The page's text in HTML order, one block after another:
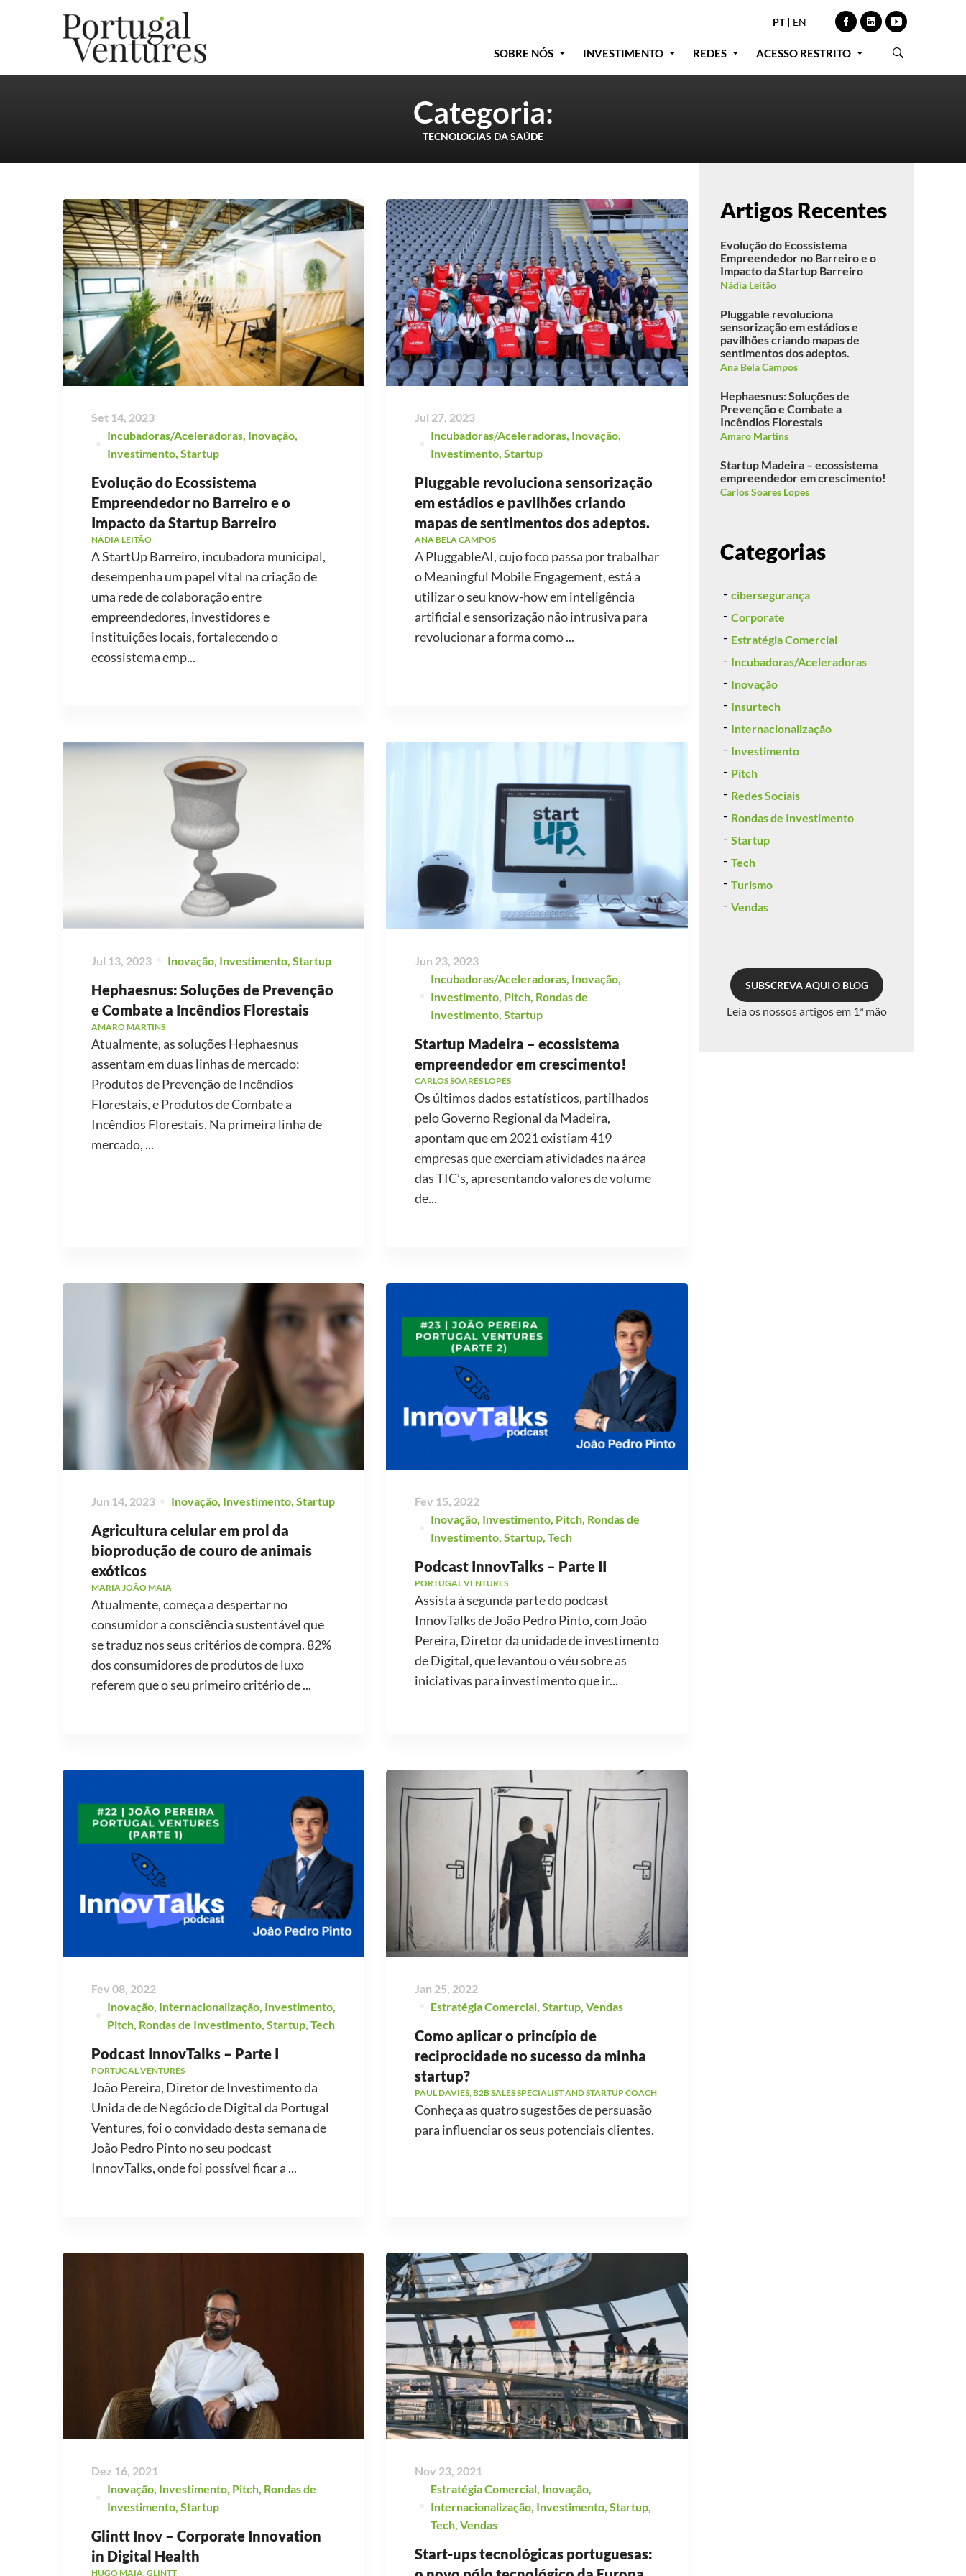
PT EN
SOBRE NÓS INVESTIMENTO REDES ACESSO RESTRITO
Categoria:
TECNOLOGIAS DA SAÚDE
Set 14, 2023
Incubadoras/Aceleradoras, Inovação,
Investimento, Startup
Evolução do Ecossistema
Empreendedor no Barreiro e o
Impacto da Startup Barreiro
NÁDIA LEITÃO
A StartUp Barreiro, incubadora municipal,
desempenha um papel vital na criação de
uma rede de colaboração entre
empreendedores, investidores e
instituições locais, fortalecendo o
ecossistema emp...
Jul 27, 2023
Incubadoras/Aceleradoras, Inovação,
Investimento, Startup
Pluggable revoluciona sensorização
em estádios e pavilhões criando
mapas de sentimentos dos adeptos.
ANA BELA CAMPOS
A PluggableAI, cujo foco passa por trabalhar
o Meaningful Mobile Engagement, está a
utilizar o seu know-how em inteligência
artificial e sensorização não intrusiva para
revolucionar a forma como ...
Jul 13, 2023 Inovação Investimento Startup
Hephaesnus: Soluções de Prevenção
e Combate a Incêndios Florestais
AMARO MARTINS
Atualmente, as soluções Hephaesnus
assentam em duas linhas de mercado:
Produtos de Prevenção de Incêndios
Florestais, e Produtos de Combate a
Incêndios Florestais. Na primeira linha de
mercado, ...
Jun 23, 2023
Incubadoras/Aceleradoras Inovação
Investimento Pitch Rondas de
Investimento Startup
Startup Madeira – ecossistema
empreendedor em crescimento!
CARLOS SOARES LOPES
Os últimos dados estatísticos, partilhados
pelo Governo Regional da Madeira,
apontam que em 2021 existiam 419
empresas que exerciam atividades na área
das TIC’s, apresentando valores de volume
de...
Jun 14, 2023 Inovação, Investimento, Startup
Agricultura celular em prol da
bioprodução de couro de animais
exóticos
MARIA JOÃO MAIA
Atualmente, começa a despertar no
consumidor a consciência sustentável que
se traduz nos seus critérios de compra. 82%
dos consumidores de produtos de luxo
referem que o seu primeiro critério de ...
Fev 15, 2022
Inovação, Investimento, Pitch, Rondas de
Investimento, Startup, Tech
Podcast InnovTalks – Parte II
PORTUGAL VENTURES
Assista à segunda parte do podcast
InnovTalks de João Pedro Pinto, com João
Pereira, Diretor da unidade de investimento
de Digital, que levantou o véu sobre as
iniciativas para investimento que ir...
Fev 08, 2022
Inovação Internacionalização Investimento
Pitch Rondas de Investimento Startup Tech
Podcast InnovTalks – Parte I
PORTUGAL VENTURES
João Pereira, Diretor de Investimento da
Unida de de Negócio de Digital da Portugal
Ventures, foi o convidado desta semana de
João Pedro Pinto no seu podcast
InnovTalks, onde foi possível ficar a ...
Jan 25, 2022
Estratégia Comercial Startup Vendas
Como aplicar o princípio de
reciprocidade no sucesso da minha
startup?
PAUL DAVIES, B2B SALES SPECIALIST AND STARTUP COACH
Conheça as quatro sugestões de persuasão
para influenciar os seus potenciais clientes.
Dez 16, 2021
Inovação, Investimento, Pitch, Rondas de
Investimento, Startup
Glintt Inov – Corporate Innovation
in Digital Health
HUGO MAIA, GLINTT
Nov 23, 2021
Estratégia Comercial, Inovação,
Internacionalização, Investimento, Startup,
Tech, Vendas
Start-ups tecnológicas portuguesas:
Artigos Recentes
Evolução do Ecossistema
Empreendedor no Barreiro e o
Impacto da Startup Barreiro
Nádia Leitão
Pluggable revoluciona
sensorização em estádios e
pavilhões criando mapas de
sentimentos dos adeptos.
Ana Bela Campos
Hephaesnus: Soluções de
Prevenção e Combate a
Incêndios Florestais
Amaro Martins
Startup Madeira – ecossistema
empreendedor em crescimento!
Carlos Soares Lopes
Categorias
cibersegurança
Corporate
Estratégia Comercial
Incubadoras/Aceleradoras
Inovação
Insurtech
Internacionalização
Investimento
Pitch
Redes Sociais
Rondas de Investimento
Startup
Tech
Turismo
Vendas
SUBSCREVA AQUI O BLOG
Leia os nossos artigos em 1ª mão